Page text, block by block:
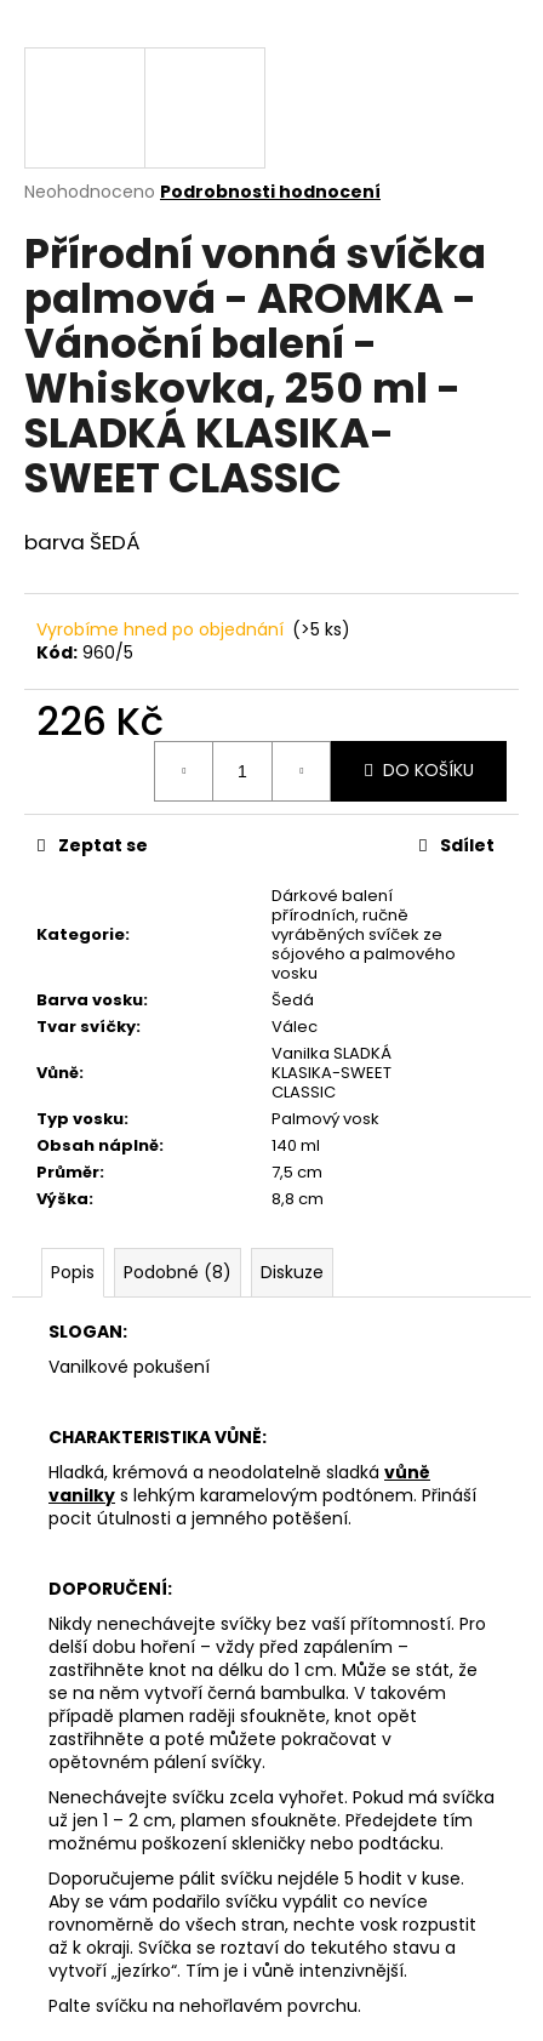
Průměrné
produktu
je
5
hvězdiček.
Neohodnoceno Podrobnosti hodnocení
Přírodní vonná svíčka
palmová - AROMKA -
Vánoční balení -
Whiskovka, 250 ml -
SLADKÁ KLASIKA-
SWEET CLASSIC
barva ŠEDÁ
Vyrobíme hned po objednání (>5 ks)
Kód: 960/5
226 Kč
DO KOŠÍKU
Kategorie:
Dárkové balení
přírodních, ručně
vyráběných svíček ze
sójového a palmového
vosku
Barva vosku:
Šedá
Tvar svíčky:
Válec
Vůně:
Vanilka SLADKÁ
KLASIKA-SWEET
CLASSIC
Typ vosku:
Palmový vosk
Obsah náplně:
140 ml
Průměr:
7,5 cm
Výška: 8,8 cm
Zeptat se Sdílet
Popis Podobné (8) Diskuze
SLOGAN:
Vanilkové pokušení
CHARAKTERISTIKA VŮNĚ:
Hladká, krémová a neodolatelně sladká vůně
vanilky s lehkým karamelovým podtónem. Přináší
pocit útulnosti a jemného potěšení.
DOPORUČENÍ:
Nikdy nenechávejte svíčky bez vaší přítomností. Pro
delší dobu hoření – vždy před zapálením –
zastřihněte knot na délku do 1 cm. Může se stát, že
se na něm vytvoří černá bambulka. V takovém
případě plamen raději sfoukněte, knot opět
zastřihněte a poté můžete pokračovat v
opětovném pálení svíčky.
Nenechávejte svíčku zcela vyhořet. Pokud má svíčka
už jen 1 – 2 cm, plamen sfoukněte. Předejdete tím
možnému poškození skleničky nebo podtácku.
Doporučujeme pálit svíčku nejdéle 5 hodit v kuse.
Aby se vám podařilo svíčku vypálit co nevíce
rovnoměrně do všech stran, nechte vosk rozpustit
až k okraji. Svíčka se roztaví do tekutého stavu a
vytvoří „jezírko“. Tím je i vůně intenzivnější.
Palte svíčku na nehořlavém povrchu.
j
?
HLEDAT
D
o
p
o
r
č
j
e
m
e
SÓJOVÁ
AROMKA
250
LEVANDULE
257